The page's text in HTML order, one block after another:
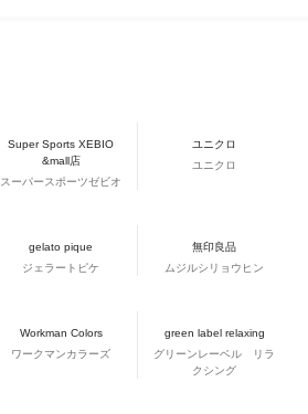
Super Sports XEBIO
&mall店
スーパースポーツゼビオ
ユニクロ
ユニクロ
gelato pique
ジェラートピケ
無印良品
ムジルシリョウヒン
Workman Colors
ワークマンカラーズ
green label relaxing
グリーンレーベル リラ
クシング